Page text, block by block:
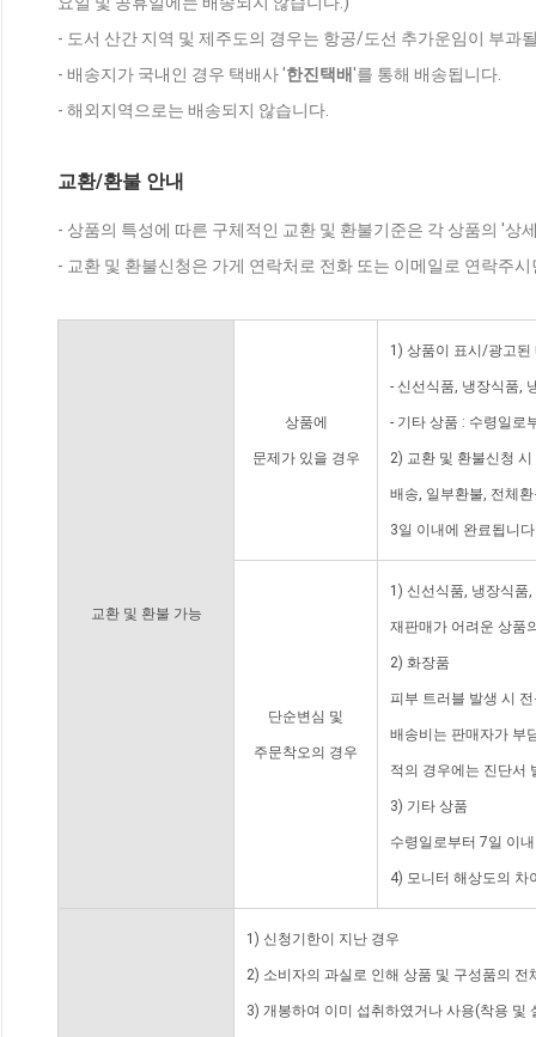
- 도서 산간 지역 및 제주도의 경우는 항공/도선 추가운임이 부과
- 배송지가 국내인 경우 택배사 '한진택배'를 통해 배송됩니다.
- 해외지역으로는 배송되지 않습니다.
교환/환불 안내
- 상품의 특성에 따른 구체적인 교환 및 환불기준은 각 상품의 '상
- 교환 및 환불신청은 가게 연락처로 전화 또는 이메일로 연락주
교환 및 환불 가능
상품에
문제가 있을 경우
1) 상품이 표시/광고된
- 신선식품, 냉장식품,
- 기타 상품 : 수령일로
2) 교환 및 환불신청
배송, 일부환불, 전체
3일 이내에 완료됩니
단순변심 및
주문착오의 경우
1) 신선식품, 냉장식품
재판매가 어려운 상품
2) 화장품
피부 트러블 발생 시
배송비는 판매자가 부
적의 경우에는 진단서
3) 기타 상품
수령일로부터 7일 이
4) 모니터 해상도의 차
1) 신청기한이 지난 경우
2) 소비자의 과실로 인해 상품 및 구성품의
3) 개봉하여 이미 섭취하였거나 사용(착용 및